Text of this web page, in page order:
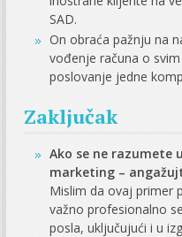
SAD.
On obraća pažnju na
vođenje računa o
poslovanje jedne
Zaključak
Ako se ne razumete
marketing –
Mislim da ovaj primer
važno profesionalno
posla, uključujući i u